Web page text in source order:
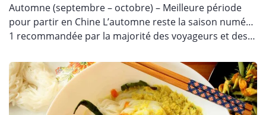
Automne (septembre – octobre) – Meilleure période
pour partir en Chine L’automne reste la saison numéro
1 recommandée par la majorité des voyageurs et des…